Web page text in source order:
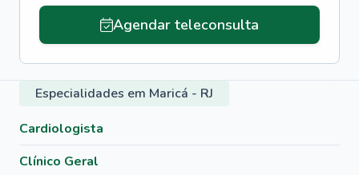
Agendar teleconsulta
Especialidades em Maricá - RJ
Cardiologista
Clínico Geral